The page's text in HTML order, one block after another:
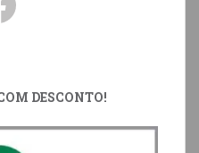
DESCONTO!